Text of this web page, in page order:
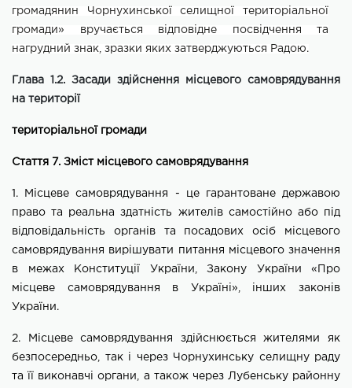
громадянин
Чорнухинської селищної територіальної
громади» вручається відповідне посвідчення та
нагрудний знак, зразки яких затверджуються Радою.
Глава 1.2. Засади здійснення місцевого самоврядування
на території
територіальної громади
Стаття 7. Зміст місцевого самоврядування
1. Місцеве самоврядування - це гарантоване державою
право та реальна здатність жителів самостійно або під
відповідальність органів та посадових осіб місцевого
самоврядування вирішувати питання місцевого значення
в межах Конституції України, Закону України «Про
місцеве самоврядування в Україні», інших законів
України.
2. Місцеве самоврядування здійснюється жителями як
безпосередньо,
так і через Чорнухинську селищну раду
та її виконавчі органи, а також через Лубенськурайонну